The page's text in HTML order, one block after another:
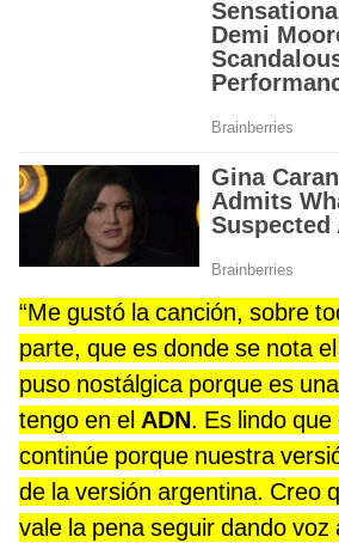
“Me gustó la canción, sobre
parte, que es donde se nota
puso nostálgica porque es
tengo en el ADN. Es lindo
continúe porque nuestra
de la versión argentina. Creo
vale la pena seguir dando voz